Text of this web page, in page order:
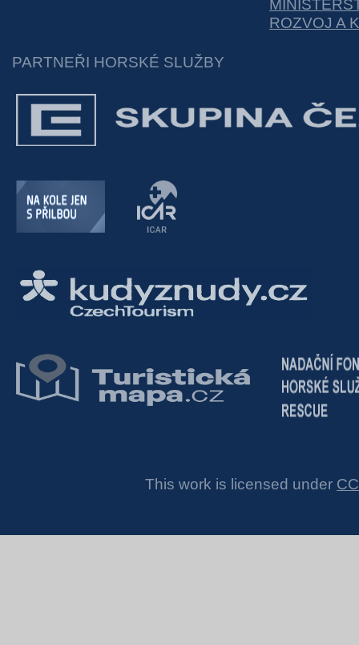
ROZVOJ A
PARTNEŘI HORSKÉ SLUŽBY
This work is licensed under